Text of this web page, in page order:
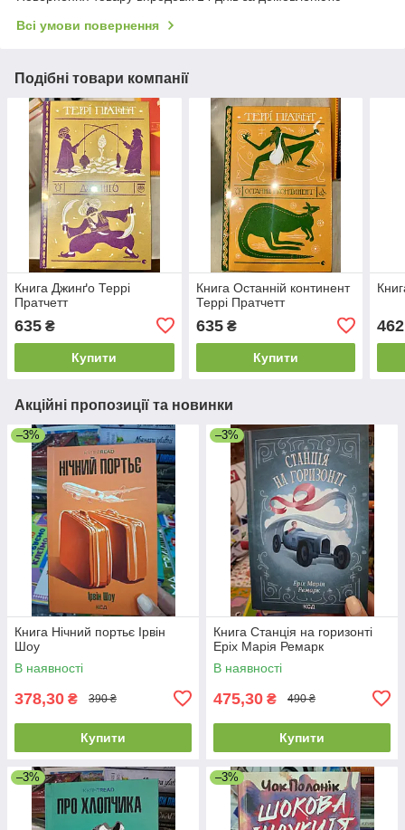
Всі умови повернення
Подібні товари компанії
Книга Джинґо Террі
Пратчетт
635 ₴
Купити
Книга Останній континент
Террі Пратчетт
635₴
Купити
462
Акційні пропозиції та новинки
–3%
Книга Нічний портьє Ірвін
Шоу
В наявності
378,30 ₴ 390 ₴
Купити
–3%
Книга Станція на горизонті
Еріх Марія Ремарк
В наявності
475,30 ₴ 490 ₴
Купити
–3% –3%